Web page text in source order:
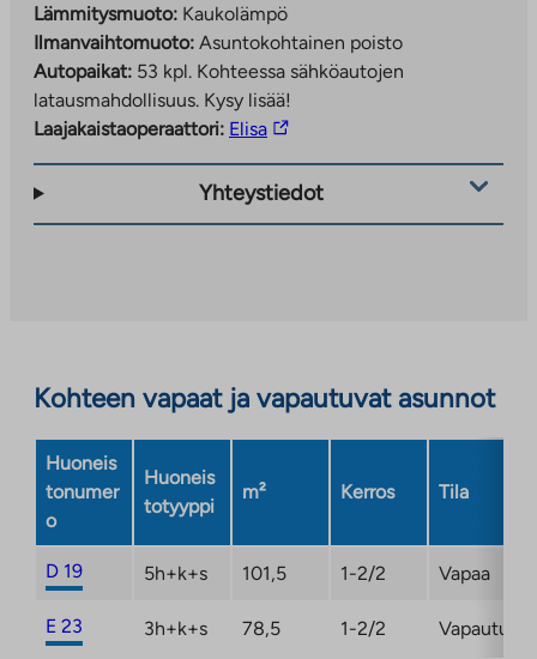
Lämmitysmuoto: Kaukolämpö
Ilmanvaihtomuoto: Asuntokohtainen poisto
Autopaikat: 53 kpl. Kohteessa sähköautojen
latausmahdollisuus. Kysy lisää!
Laajakaistaoperaattori: ElisaLinkki
ulkopuoliseen
Yhteystiedot
Kohteen vapaat ja vapautuvat asunnot
Huoneis
tonumer
o
Huoneis
totyyppi
m² Kerros Tila
D 19 5h+k+s 101,5 1-2/2 Vapaa
E 23 3h+k+s 78,5 1-2/2